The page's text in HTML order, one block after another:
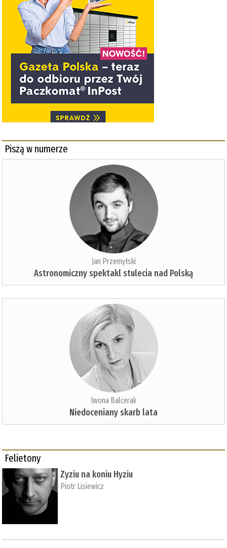
Piszą w numerze
Jan Przemyłski
Astronomiczny spektakl stulecia nad Polską
Iwona Balcerak
Niedoceniany skarb lata
Felietony
Zyziu na koniu Hyziu
Piotr Lisiewicz